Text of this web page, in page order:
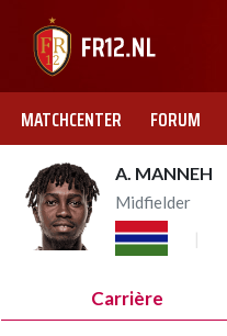
MATCHCENTER FORUM
A. MANNEH
Midfielder
Carrière